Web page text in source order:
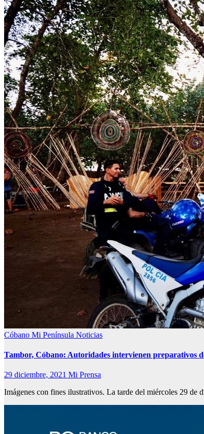
Cóbano Mi Península Noticias
Tambor, Cóbano: Autoridades intervienen preparativos
29 diciembre, 2021 Mi Prensa
Imágenes con fines ilustrativos. La tarde del miércoles 29